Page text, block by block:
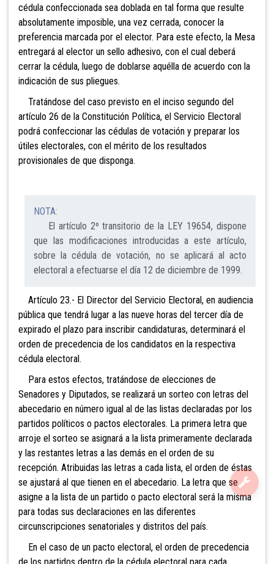
cédula confeccionada sea doblada en tal forma que resulte
absolutamente imposible, una vez cerrada, conocer la
preferencia marcada por el elector. Para este efecto, la Mesa
entregará al elector un sello adhesivo, con el cual deberá
cerrar la cédula, luego de doblarse aquélla de acuerdo con la
indicación de sus pliegues.
Tratándose del caso previsto en el inciso segundo del
artículo 26 de la Constitución Política, el Servicio Electoral
podrá confeccionar las cédulas de votación y preparar los
útiles electorales, con el mérito de los resultados
provisionales de que disponga.
NOTA:
El artículo 2º transitorio de la LEY 19654, dispone
que las modificaciones introducidas a este artículo,
sobre la cédula de votación, no se aplicará al acto
electoral a efectuarse el día 12 de diciembre de 1999.
Artículo 23.- El Director del Servicio Electoral, en audiencia
pública que tendrá lugar a las nueve horas del tercer día de
expirado el plazo para inscribir candidaturas, determinará el
orden de precedencia de los candidatos en la respectiva
cédula electoral.
Para estos efectos, tratándose de elecciones de
Senadores y Diputados, se realizará un sorteo con letras del
abecedario en número igual al de las listas declaradas por los
partidos políticos o pactos electorales. La primera letra que
arroje el sorteo se asignará a la lista primeramente declarada
y las restantes letras a las demás en el orden de su
recepción. Atribuidas las letras a cada lista, el orden de éstas
se ajustará al que tienen en el abecedario. La letra que se
asigne a la lista de un partido o pacto electoral será la misma
para todas sus declaraciones en las diferentes
circunscripciones senatoriales y distritos del país.
En el caso de un pacto electoral, el orden de precedencia